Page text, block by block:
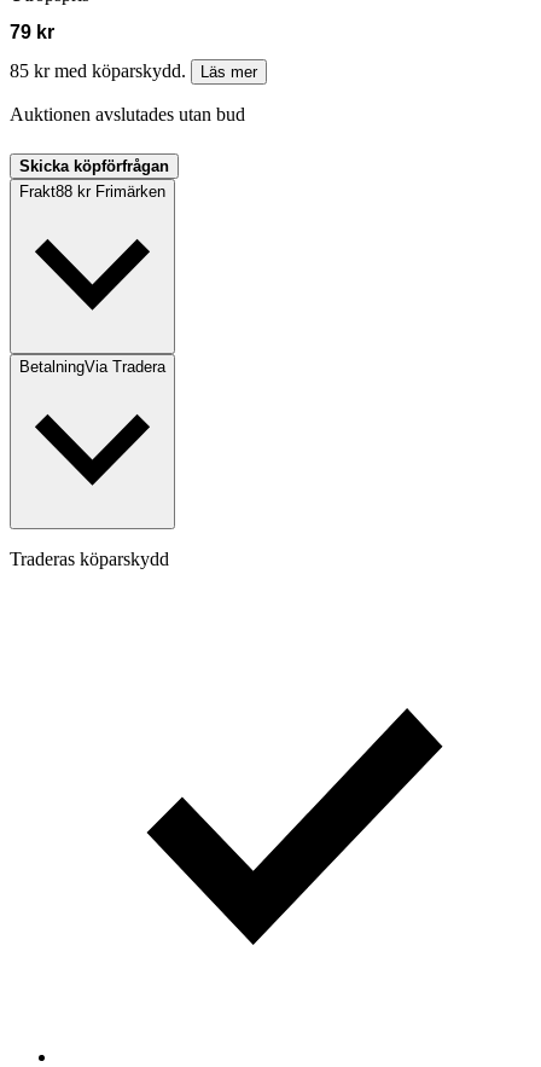
79 kr
85 kr med köparskydd.
Läs mer
Auktionen avslutades utan bud
Skicka köpförfrågan
Frakt88 kr Frimärken
BetalningVia Tradera
Traderas köparskydd